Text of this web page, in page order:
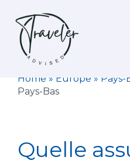
contenu
Home » Europe » Pays-
Pays-Bas
Quelle